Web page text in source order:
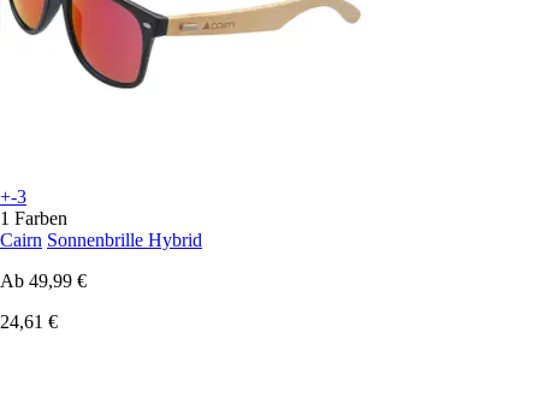
+-3
1 Farben
Cairn Sonnenbrille Hybrid
Ab 49,99 €
24,61 €